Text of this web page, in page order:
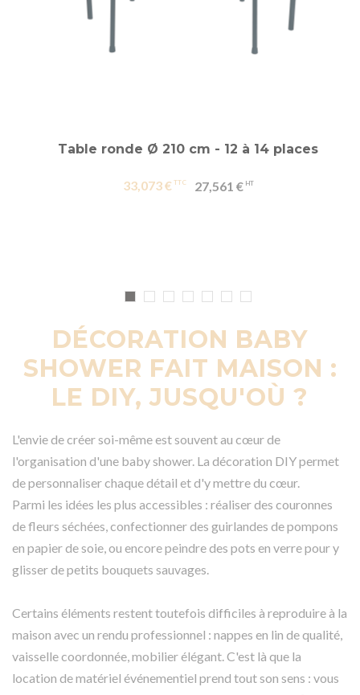
Table ronde Ø 210 cm - 12 à 14 places
33,073 € 27,561 €
DÉCORATION BABY
SHOWER FAIT MAISON :
LE DIY, JUSQU'OÙ ?
L'envie de créer soi-même est souvent au cœur de
l'organisation d'une baby shower. La décoration DIY permet
de personnaliser chaque détail et d'y mettre du cœur.
Parmi les idées les plus accessibles : réaliser des couronnes
de fleurs séchées, confectionner des guirlandes de pompons
en papier de soie, ou encore peindre des pots en verre pour y
glisser de petits bouquets sauvages.
Certains éléments restent toutefois difficiles à reproduire à la
maison avec un rendu professionnel : nappes en lin de qualité,
vaisselle coordonnée, mobilier élégant. C'est là que la
location de matériel événementiel prend tout son sens : vous